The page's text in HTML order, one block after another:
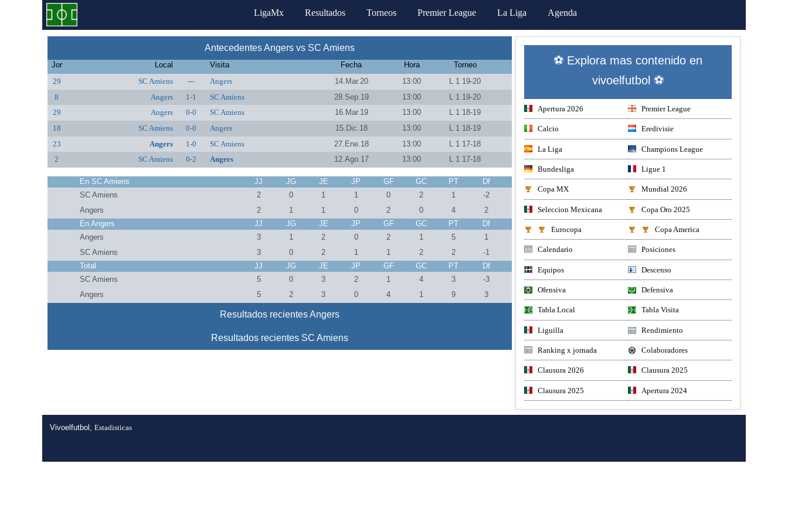
LigaMx Resultados Torneos Premier League La Liga Agenda
Antecedentes Angers vs SC Amiens
Jor Local Visita Fecha Hora
Torneo
29
SC Amiens --- Angers 14.Mar.20 13:00
L 1 19-20
8
Angers 1-1 SC Amiens 28.Sep.19 13:00
L 1 19-20
29
Angers 0-0 SC Amiens 16.Mar.19 13:00
L 1 18-19
18
SC Amiens 0-0 Angers 15.Dic.18 13:00
L 1 18-19
23
Angers 1-0 SC Amiens 27.Ene.18 13:00
L 1 17-18
2
SC Amiens 0-2 Angers 12.Ago.17 13:00 L 1 17-18
En SC Amiens JJ JG JE JP GF GC PT
Df
SC Amiens
2 0 1 1 0 2 1
-2
Angers
2 1 1 0 2 0 4
2
En Angers
JJ JG JE JP GF GC PT
Df
Angers
3 1 2 0 2 1 5
1
SC Amiens
3 0 2 1 1 2 2
-1
Total
JJ JG JE JP GF GC PT
Df
SC Amiens
5 0 3 2 1 4 3
-3
Angers
5 2 3 0 4 1 9 3
Resultados recientes Angers
Resultados recientes SC Amiens
⚽ Explora mas contenido en
vivoelfutbol ⚽
Apertura 2026 Premier League
Calcio Eredivisie
La Liga Champions League
Bundesliga Ligue 1
Copa MX Mundial 2026
Seleccion Mexicana Copa Oro 2025
Eurocopa Copa America
Calendario Posiciones
Equipos Descenso
Ofensiva Defensiva
Tabla Local Tabla Visita
Liguilla Rendimiento
Ranking x jornada Colaboradores
Clausura 2026 Clausura 2025
Clausura 2025 Apertura 2024
Vivoelfutbol,Estadisticas